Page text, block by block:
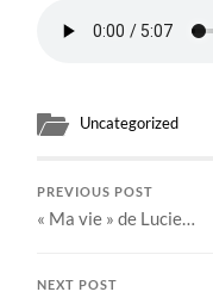
Uncategorized
PREVIOUS POST
« Ma vie » de Lucie…
NEXT POST